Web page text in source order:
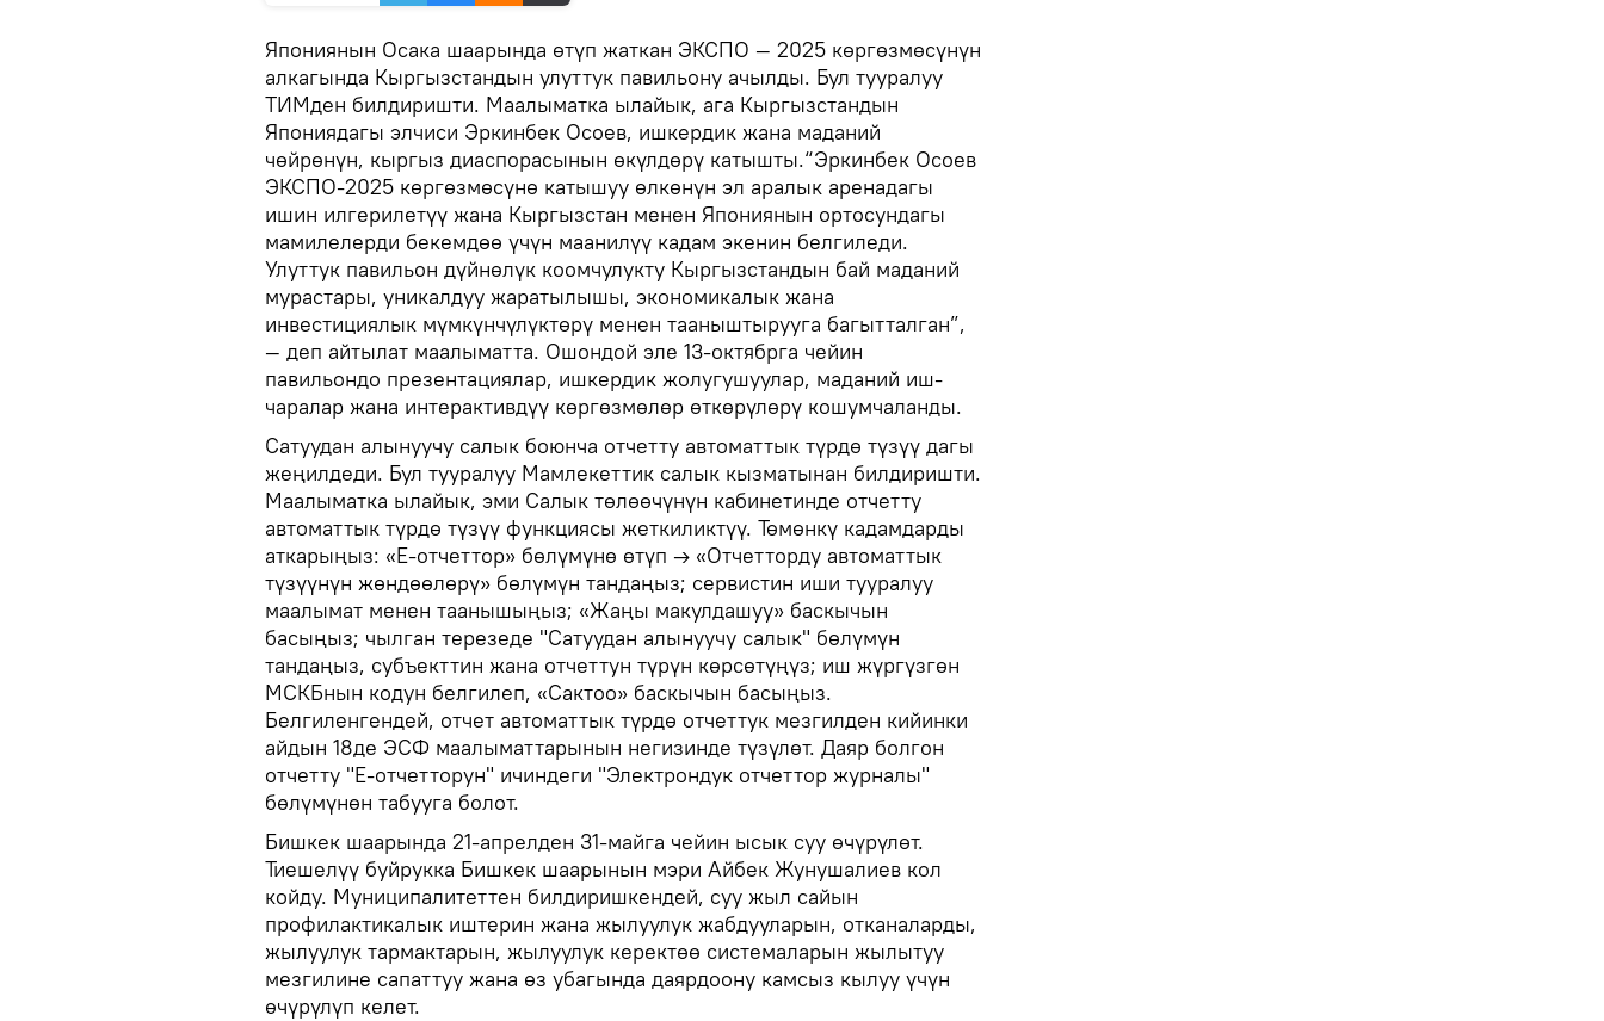
Япониянын Осака шаарында өтүп жаткан ЭКСПО — 2025 көргөзмөсүнүн
алкагында Кыргызстандын улуттук павильону ачылды. Бул тууралуу
ТИМден билдиришти. Маалыматка ылайык, ага Кыргызстандын
Япониядагы элчиси Эркинбек Осоев, ишкердик жана маданий
чөйрөнүн, кыргыз диаспорасынын өкүлдөрү катышты.“Эркинбек Осоев
ЭКСПО-2025 көргөзмөсүнө катышуу өлкөнүн эл аралык аренадагы
ишин илгерилетүү жана Кыргызстан менен Япониянын ортосундагы
мамилелерди бекемдөө үчүн маанилүү кадам экенин белгиледи.
Улуттук павильон дүйнөлүк коомчулукту Кыргызстандын бай маданий
мурастары, уникалдуу жаратылышы, экономикалык жана
инвестициялык мүмкүнчүлүктөрү менен тааныштырууга багытталган”,
— деп айтылат маалыматта. Ошондой эле 13-октябрга чейин
павильондо презентациялар, ишкердик жолугушуулар, маданий иш-
чаралар жана интерактивдүү көргөзмөлөр өткөрүлөрү кошумчаланды.
Сатуудан алынуучу салык боюнча отчетту автоматтык түрдө түзүү дагы
жеңилдеди. Бул тууралуу Мамлекеттик салык кызматынан билдиришти.
Маалыматка ылайык, эми Салык төлөөчүнүн кабинетинде отчетту
автоматтык түрдө түзүү функциясы жеткиликтүү. Төмөнкү кадамдарды
аткарыңыз: «Е-отчеттор» бөлүмүнө өтүп → «Отчетторду автоматтык
түзүүнүн жөндөөлөрү» бөлүмүн тандаңыз; сервистин иши тууралуу
маалымат менен таанышыңыз; «Жаңы макулдашуу» баскычын
басыңыз; чылган терезеде "Сатуудан алынуучу салык" бөлүмүн
тандаңыз, субъекттин жана отчеттун түрүн көрсөтүңүз; иш жүргүзгөн
МСКБнын кодун белгилеп, «Сактоо» баскычын басыңыз.
Белгиленгендей, отчет автоматтык түрдө отчеттук мезгилден кийинки
айдын 18де ЭСФ маалыматтарынын негизинде түзүлөт. Даяр болгон
отчетту "Е-отчетторун" ичиндеги "Электрондук отчеттор журналы"
бөлүмүнөн табууга болот.
Бишкек шаарында 21-апрелден 31-майга чейин ысык суу өчүрүлөт.
Тиешелүү буйрукка Бишкек шаарынын мэри Айбек Жунушалиев кол
койду. Муниципалитеттен билдиришкендей, суу жыл сайын
профилактикалык иштерин жана жылуулук жабдууларын, отканаларды,
жылуулук тармактарын, жылуулук керектөө системаларын жылытуу
мезгилине сапаттуу жана өз убагында даярдоону камсыз кылуу үчүн
өчүрүлүп келет.